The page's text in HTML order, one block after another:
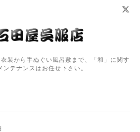
装から手ぬぐい風呂敷まで、「和」に関す
ンテナンスはお任せ下さい。